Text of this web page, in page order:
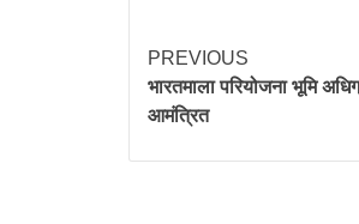
PREVIOUS
भारतमाला परियोजना भूमि
आमंत्रित